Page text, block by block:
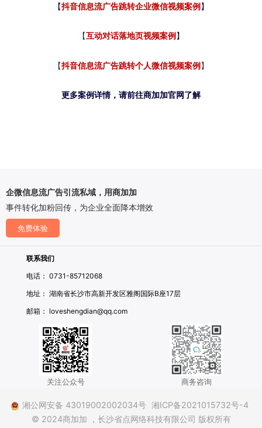
【抖音信息流广告跳转企业微信视频案例】
【互动对话落地页视频案例】
【抖音信息流广告跳转个人微信视频案例】
更多案例详情，请前往商加加官网了解
企微信息流广告引流私域，用商加加
事件转化加粉回传，为企业全面降本增效
免费体验
联系我们
电话： 0731-85712068
地址： 湖南省长沙市高新开发区雅阁国际B座17层
邮箱： loveshengdian@qq.com
关注公众号 商务咨询
湘公网安备 43019002002034号 湘ICP备2021015732号-4
© 2024商加加
，长沙省点网络科技有限公司 版权所有